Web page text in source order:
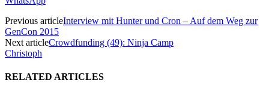
Previous articleInterview mit Hunter und Cron – Auf dem Weg zur
GenCon 2015
Next articleCrowdfunding (49): Ninja Camp
Christoph
RELATED ARTICLES